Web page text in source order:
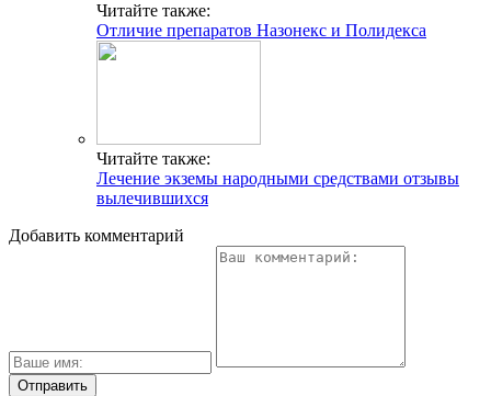
Читайте также:
Отличие препаратов Назонекс и Полидекса
Читайте также:
Лечение экземы народными средствами отзывы
вылечившихся
Добавить комментарий